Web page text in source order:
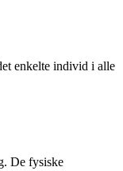
enkelte individ i alle
De fysiske